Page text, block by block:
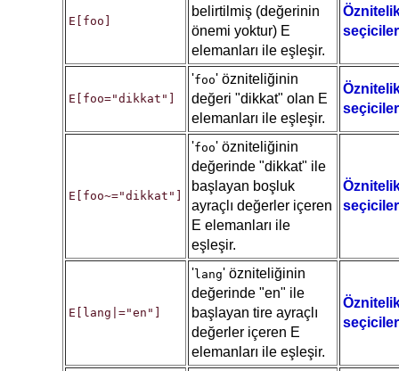
E[foo]
belirtilmiş (değerinin
önemi yoktur) E
elemanları ile eşleşir.
seçiciler
E[foo="dikkat"]
'foo' özniteliğinin
değeri "dikkat" olan E
elemanları ile eşleşir.
seçiciler
E[foo~="dikkat"]
'foo' özniteliğinin
değerinde "dikkat" ile
başlayan boşluk
ayraçlı değerler içeren
E elemanları ile
eşleşir.
seçiciler
E[lang|="en"]
'lang' özniteliğinin
değerinde "en" ile
başlayan tire ayraçlı
değerler içeren E
elemanları ile eşleşir.
seçiciler